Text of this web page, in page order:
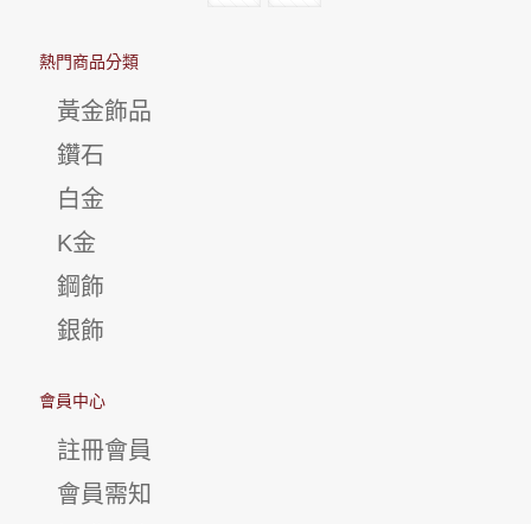
熱門商品分類
黃金飾品
鑽石
白金
K金
鋼飾
銀飾
會員中心
註冊會員
會員需知